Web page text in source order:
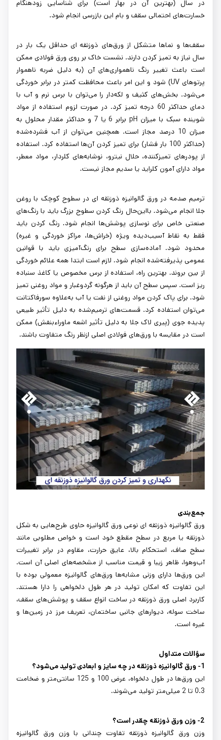
در سال (بهترین آن در بهار است) برای شناسایی زودهنگام
خسارت‌های احتمالی سقف و بام این بازرسی انجام شود.
سقف‌ها و نماها متشکل از ورق‌های ذوزنقه ای حداقل یک ‌بار در
سال نیاز به تمیز کردن دارند. نشست خاک بر روی ورق فولادی ممکن
است باعث تغییر رنگ ناهمواری‌های آن (به دلیل ضربه ناهموار
پرتوهای UV) شود و این امر باعث محافظت کمتر در برابر خوردگی
می‌شود. بخش‌های کثیف و لکه‌دار را می‌توان با برس نرم و آب با
دمای حداکثر 60 درجه تمیز کرد. در صورت لزوم استفاده از مواد
شوینده سبک با میزان pH برابر 6 یا 7 و حداکثر مقدار محلول به
میزان 10 درصد مجاز است. همچنین می‌توان از آب فشرده‌شده
(حداکثر 100 بار فشار) برای تمیز کردن آن‌ها استفاده کرد. استفاده
از پودرهای تمیزکننده، حلال نیترو، نوشابه‌های کلردار، مواد معطر،
مواد دارای آمون کلراید یا سدیم مجاز نیست.
ترمیم صدمه در ورق گالوانیزه ذوزنقه ای در سطوح کوچک با روغن
جلا انجام می‌شود. بااین‌حال رنگ کردن سطوح بزرگ باید با رنگ‌های
صنعتی خاص برای نوسازی پوشش‌ها انجام شود. رنگ کردن باید
فقط به نقاط آسیب‌دیده ویژه (خراش‌ها، مراکز خوردگی و غیره)
محدود شود. آماده‌سازی سطح برای رنگ‌آمیزی باید با قوانین
عمومی پذیرفته‌شده انجام شود. لازم است ابتدا همه علائم خوردگی
از بین بروند. بهترین راه، استفاده از برس مخصوص یا کاغذ سنباده
ریز است. سپس سطح آن باید از هرگونه گردوغبار و مواد روغنی تمیز
شود. برای پاک کردن مواد روغنی از نفت یا آب به‌علاوه سورفاکتانت
می‌توان استفاده کرد. قسمت‌های ترمیم‌شده به دلیل تأثیر طبیعی
پدیده جوی (پیری لاک جلا به دلیل تأثیر اشعه ماوراءبنفش) ممکن
است در مقایسه با ورق‌های فولادی اصلی ازنظر رنگ متفاوت باشند.
جمع‌بندی
ورق گالوانیزه ذوزنقه ای نوعی ورق گالوانیزه حاوی طرح‌هایی به شکل
ذوزنقه یا مربع در سطح مقطع خود است و خواص مطلوبی مانند
سطح صاف، استحکام بالا، عایق حرارت، مقاوم در برابر تغییرات
آب‌وهوا، ظاهر زیبا و قیمت مناسب از مشخصه‌های اصلی آن است.
این ورق‌ها دارای وزنی مشابه‌ها ورق‌های گالوانیزه معمولی بوده با
این تفاوت که امکان تولید در هر طول دلخواهی را دارا هستند.
کاربرد اصلی ورق ذوزنقه در ساخت انواع سقف و پوشش‌های سقف،
ساخت سوله، دیوارهای جانبی ساختمان، تعریف مرز در زمین‌ها و
غیره است.
سؤالات متداول
1- ورق گالوانیزه ذوزنقه در چه سایز و ابعادی تولید می‌شود؟
این ورق‌ها در طول دلخواه، عرض 100 و 125 سانتی‌متر و ضخامت
0.3 تا 2 میلی‌متر تولید می‌شوند.
2- وزن ورق ذوزنقه چقدر است؟
وزن ورق گالوانیزه ذوزنقه تفاوت چندانی با وزن ورق گالوانیزه